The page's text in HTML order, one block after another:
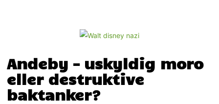
Andeby – uskyldig moro
eller destruktive
baktanker?